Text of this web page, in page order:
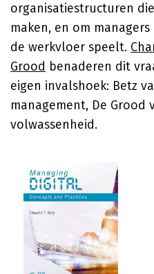
organisatiestructuren
maken, en om
de werkvloer speelt.
Grood benaderen dit
eigen invalshoek: Betz
management, De Grood
volwassenheid.